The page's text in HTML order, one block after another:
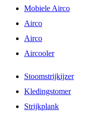
Mobiele Airco
Airco
Airco
Aircooler
Stoomstrijkijzer
Kledingstomer
Strijkplank